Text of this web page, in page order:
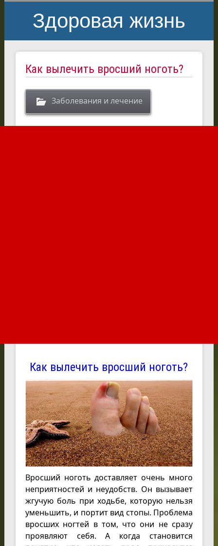
Здоровая жизнь
Как вылечить вросший ноготь?
Заболевания и лечение
Как вылечить вросший ноготь?
Вросший ноготь доставляет очень много
неприятностей и неудобств. Он вызывает
жгучую боль при ходьбе, которую нельзя
уменьшить, и портит вид стопы. Проблема
вросших ногтей в том, что они не сразу
проявляют себя. А когда становится